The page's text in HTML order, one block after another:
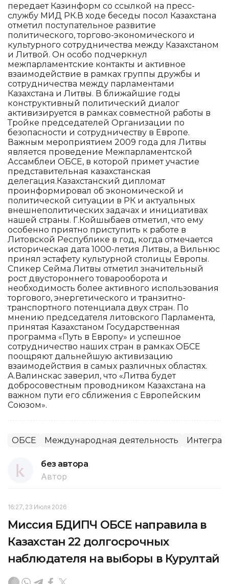
передает Казинформ со ссылкой на пресс-
службу МИД РК.В ходе беседы посол Казахстана
отметил поступательное развитие
политического, торгово-экономического и
культурного сотрудничества между Казахстаном
и Литвой. Он особо подчеркнул
межпарламентские контакты и активное
взаимодействие в рамках группы дружбы и
сотрудничества между парламентами
Казахстана и Литвы. В ближайшие годы
конструктивный политический диалог
активизируется в рамках совместной работы в
Тройке председателей Организации по
безопасности и сотрудничеству в Европе.
Важным мероприятием 2009 года для Литвы
является проведение Межпарламентской
Ассамблеи ОБСЕ, в которой примет участие
представительная казахстанская
делегация.Казахстанский дипломат
проинформировал об экономической и
политической ситуации в РК и актуальных
внешнеполитических задачах и инициативах
нашей страны. Г.Койшыбаев отметил, что ему
особенно приятно приступить к работе в
Литовской Республике в год, когда отмечается
историческая дата 1000-летия Литвы, а Вильнюс
принял эстафету культурной столицы Европы.
Спикер Сейма Литвы отметил значительный
рост двустороннего товарооборота и
необходимость более активного использования
торгового, энергетического и транзитно-
транспортного потенциала двух стран. По
мнению председателя литовского Парламента,
принятая Казахстаном Государственная
программа «Путь в Европу» и успешное
сотрудничество наших стран в рамках ОБСЕ
поощряют дальнейшую активизацию
взаимодействия в самых различных областях.
А.Валинскас заверил, что «Литва будет
добросовестным проводником Казахстана на
важном пути его сближения с Европейским
Союзом».
ОБСЕ Международная деятельность
без автора
Автор
16:27, 23 Июля 2026
Миссия БДИПЧ ОБСЕ направила в
Казахстан 22 долгосрочных
наблюдателя на выборы в Курултай